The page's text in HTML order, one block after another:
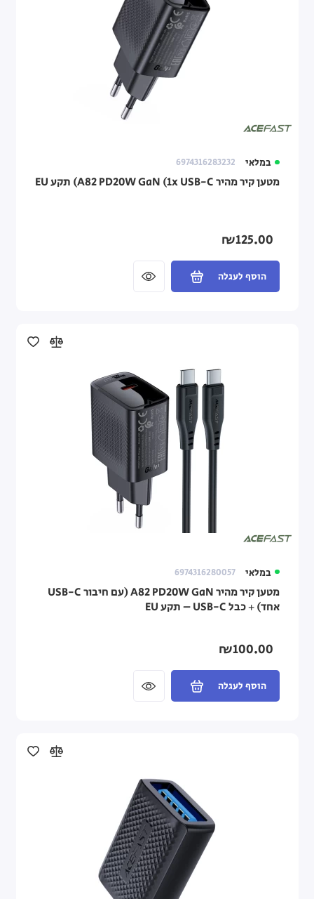
במלאי 6974316283232
מטען קיר מהיר A82 PD20W GaN (1x USB-C) תקע EU
₪125.00
הוסף לעגלה
במלאי 6974316280057
מטען קיר מהיר A82 PD20W GaN (עם חיבור USB-C
אחד) + כבל USB-C – תקע EU
₪100.00
הוסף לעגלה